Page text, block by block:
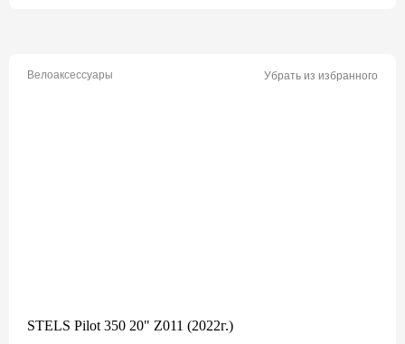
Велоаксессуары Убрать из избранного
STELS Pilot 350 20" Z011 (2022г.)